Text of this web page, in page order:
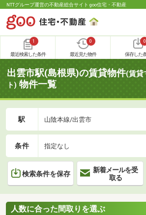
NTTグループ運営の不動産総合サイト goo住宅・不動産
1
最近検索した条件
0
最近見た物件
0
保存した
出雲市駅(島根県)の賃貸物件(賃貸
ト) 物件一覧
駅 山陰本線/出雲市
条件 指定なし
検索条件を保存
新着メールを受
取る
人数に合った間取りを選ぶ